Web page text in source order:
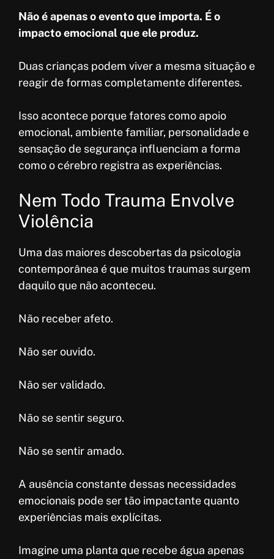
Não é apenas o evento que importa. É o
impacto emocional que ele produz.
Duas crianças podem viver a mesma situação e
reagir de formas completamente diferentes.
Isso acontece porque fatores como apoio
emocional, ambiente familiar, personalidade e
sensação de segurança influenciam a forma
como o cérebro registra as experiências.
Nem Todo Trauma Envolve
Violência
Uma das maiores descobertas da psicologia
contemporânea é que muitos traumas surgem
daquilo que não aconteceu.
Não receber afeto.
Não ser ouvido.
Não ser validado.
Não se sentir seguro.
Não se sentir amado.
A ausência constante dessas necessidades
emocionais pode ser tão impactante quanto
experiências mais explícitas.
Imagine uma planta que recebe água apenas